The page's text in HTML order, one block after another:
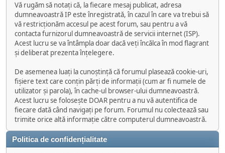
Vă rugăm să notați că, la fiecare mesaj publicat, adresa
dumneavoastră IP este înregistrată, în cazul în care va trebui să
vă restricționăm accesul pe acest forum, sau pentru a vă
contacta furnizorul dumneavoastră de servicii internet (ISP).
Acest lucru se va întâmpla doar dacă veți încălca în mod flagrant
și deliberat prezenta înțelegere.
De asemenea luați la cunoștință că forumul plasează cookie-uri,
fișiere text care conțin părți de informații (cum ar fi numele de
utilizator și parola), în cache-ul browser-ului dumneavoastră.
Acest lucru se folosește DOAR pentru a nu vă autentifica de
fiecare dată când navigați pe forum. Forumul nu colectează sau
trimite orice altă informație către computerul dumneavoastră.
Politica de confidențialitate